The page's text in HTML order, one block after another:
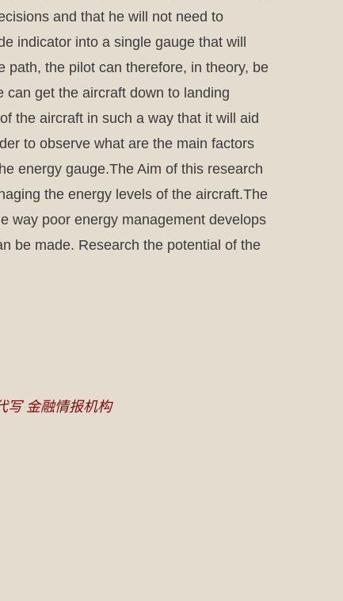
and that he will not need to
indicator into a single gauge that will
path, the pilot can therefore, in theory, be
get the aircraft down to landing
the aircraft in such a way that it will aid
to observe what are the main factors
energy gauge.The Aim of this research
the energy levels of the aircraft.The
way poor energy management develops
be made. Research the potential of the
写 金融情报机构